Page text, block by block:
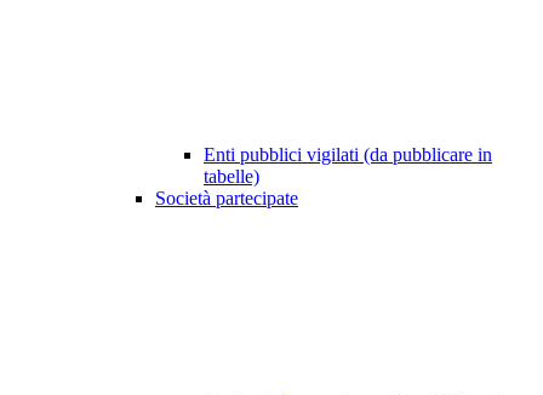
Enti pubblici vigilati (da pubblicare in
tabelle)
Società partecipate